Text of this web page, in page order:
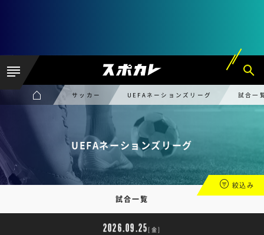
サッカー UEFAネーションズリーグ 試合一
UEFAネーションズリーグ
試合一覧
絞込み
2026.09.25 [金]